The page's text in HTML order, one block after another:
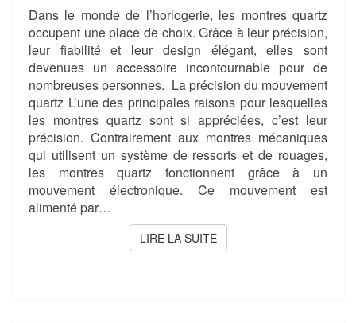
Dans le monde de l’horlogerie, les montres quartz
occupent une place de choix. Grâce à leur précision,
leur fiabilité et leur design élégant, elles sont
devenues un accessoire incontournable pour de
nombreuses personnes. La précision du mouvement
quartz L’une des principales raisons pour lesquelles
les montres quartz sont si appréciées, c’est leur
précision. Contrairement aux montres mécaniques
qui utilisent un système de ressorts et de rouages,
les montres quartz fonctionnent grâce à un
mouvement électronique. Ce mouvement est
alimenté par…
LIRE LA SUITELIRE LA SUITE